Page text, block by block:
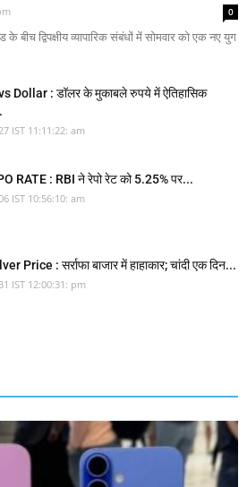
0
द्विपक्षीय व्यापारिक संबंधों में सोमवार को एक नए युग
Dollar : डॉलर के मुकाबले रुपये में ऐतिहासिक
IST 11:11:22: am
RATE : RBI ने रेपो रेट को 5.25% पर...
IST 10:56:10: am
Price : सर्राफा बाजार में हाहाकार; चांदी एक दिन...
IST 12:00:31: pm